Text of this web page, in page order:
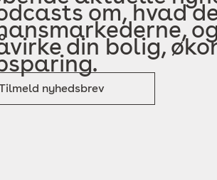
om, hvad
din bolig,
nyhedsbrev